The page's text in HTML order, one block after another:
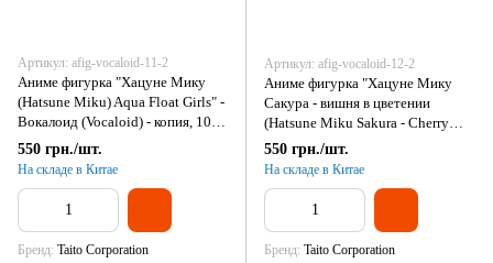
Артикул: afig-vocaloid-11-2
Аниме фигурка "Хацуне Мику
(Hatsune Miku) Aqua Float Girls" -
Вокалоид (Vocaloid) - копия, 10
см
550 грн./шт.
На складе в Китае
Бренд Taito Corporation
Артикул: afig-vocaloid-12-2
Аниме фигурка "Хацуне Мику
Сакура - вишня в цветении
(Hatsune Miku Sakura - Cherry
Blossom)" - Вокалоид (Vocaloid) -
копия, 20 см
550 грн./шт.
На складе в Китае
Бренд Taito Corporation